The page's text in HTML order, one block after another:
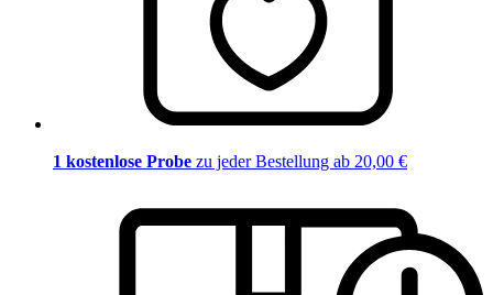
1 kostenlose Probe zu jeder Bestellung ab 20,00 €